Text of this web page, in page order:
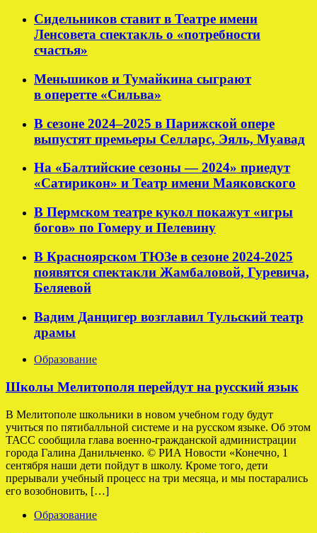
Сидельников ставит в Театре имени
Ленсовета спектакль о «потребности
счастья»
Меньшиков и Тумайкина сыграют
в оперетте «Сильва»
В сезоне 2024–2025 в Парижской опере
выпустят премьеры Селларс, Эяль, Муавад
На «Балтийские сезоны — 2024» приедут
«Сатирикон» и Театр имени Маяковского
В Пермском театре кукол покажут «игры
богов» по Гомеру и Пелевину
В Красноярском ТЮЗе в сезоне 2024-2025
появятся спектакли Жамбаловой, Гуревича,
Беляевой
Вадим Данцигер возглавил Тульский театр
драмы
Образование
Школы Мелитополя перейдут на русский язык
В Мелитополе школьники в новом учебном году будут
учиться по пятибалльной системе и на русском языке. Об этом
ТАСС сообщила глава военно-гражданской администрации
города Галина Данильченко. © РИА Новости «Конечно, 1
сентября наши дети пойдут в школу. Кроме того, дети
прерывали учебный процесс на три месяца, и мы постарались
его возобновить, […]
Образование